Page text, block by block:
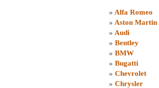
» Alfa Romeo
» Aston Martin
» Audi
» Bentley
» BMW
» Bugatti
» Chevrolet
» Chrysler